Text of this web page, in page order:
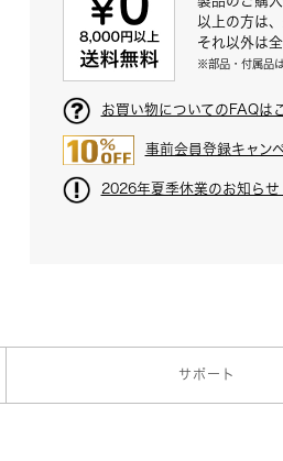
以上の方は
それ以外は
※部品・付属品
お買い物についてのFAQは
事前会員登録キャン
2026年夏季休業のお知ら
サポート